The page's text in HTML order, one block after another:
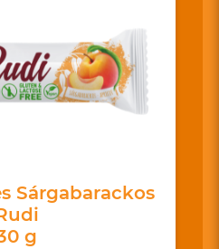
Sárgabarackos
g